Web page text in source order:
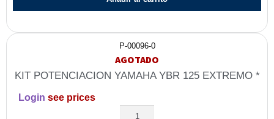
P-00096-0
AGOTADO
KIT POTENCIACION YAMAHA YBR 125 EXTREMO *
Login see prices